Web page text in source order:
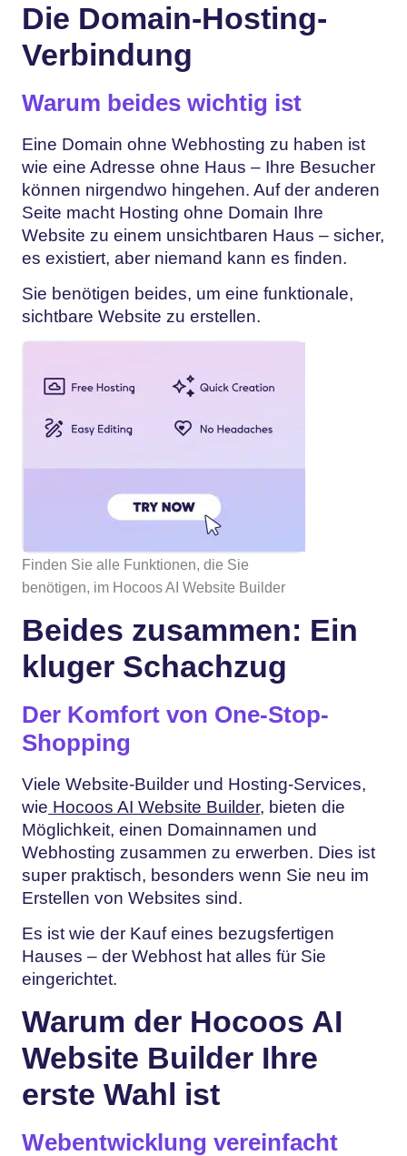
Die Domain-Hosting-
Verbindung
Warum beides wichtig ist
Eine Domain ohne Webhosting zu haben ist
wie eine Adresse ohne Haus – Ihre Besucher
können nirgendwo hingehen. Auf der anderen
Seite macht Hosting ohne Domain Ihre
Website zu einem unsichtbaren Haus – sicher,
es existiert, aber niemand kann es finden.
Sie benötigen beides, um eine funktionale,
sichtbare Website zu erstellen.
Finden Sie alle Funktionen, die Sie
benötigen, im Hocoos AI Website Builder
Beides zusammen: Ein
kluger Schachzug
Der Komfort von One-Stop-
Shopping
Viele Website-Builder und Hosting-Services,
wie Hocoos AI Website Builder, bieten die
Möglichkeit, einen Domainnamen und
Webhosting zusammen zu erwerben. Dies ist
super praktisch, besonders wenn Sie neu im
Erstellen von Websites sind.
Es ist wie der Kauf eines bezugsfertigen
Hauses – der Webhost hat alles für Sie
eingerichtet.
Warum der Hocoos AI
Website Builder Ihre
erste Wahl ist
Webentwicklung vereinfacht